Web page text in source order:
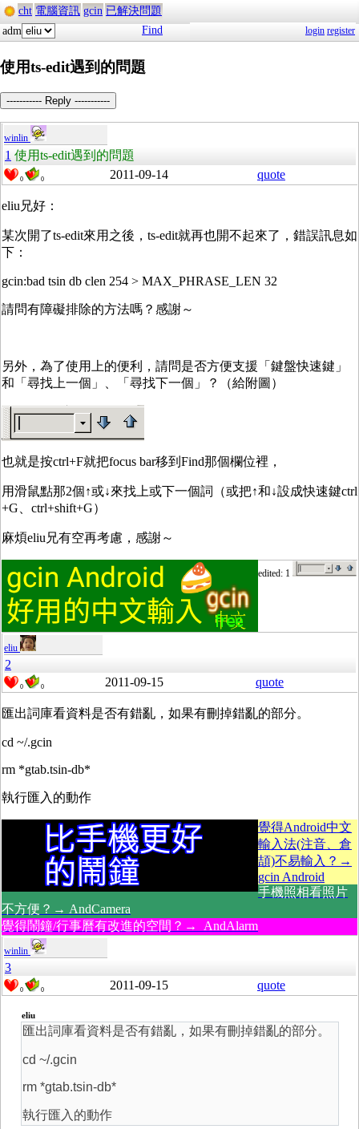
cht 電腦資訊 gcin 已解決問題
adm
Find login register
使用ts-edit遇到的問題
----------- Reply -----------
winlin
1 使用ts-edit遇到的問題
0 0 2011-09-14 quote
eliu兄好：
某次開了ts-edit來用之後，ts-edit就再也開不起來了，錯誤訊息如
下：
gcin:bad tsin db clen 254 > MAX_PHRASE_LEN 32
請問有障礙排除的方法嗎？感謝～
另外，為了使用上的便利，請問是否方便支援「鍵盤快速鍵」
和「尋找上一個」、「尋找下一個」？（給附圖）
也就是按ctrl+F就把focus bar移到Find那個欄位裡，
用滑鼠點那2個↑或↓來找上或下一個詞（或把↑和↓設成快速鍵ctrl
+G、ctrl+shift+G）
麻煩eliu兄有空再考慮，感謝～
edited: 1
eliu
2
0 0 2011-09-15 quote
匯出詞庫看資料是否有錯亂，如果有刪掉錯亂的部分。
cd ~/.gcin
rm *gtab.tsin-db*
執行匯入的動作
覺得Android中文
輸入法(注音、倉
頡)不易輸入？→
gcin Android
手機照相看照片
不方便？→ AndCamera
覺得鬧鐘/行事曆有改進的空間？→ AndAlarm
winlin
3
0 0 2011-09-15 quote
eliu
匯出詞庫看資料是否有錯亂，如果有刪掉錯亂的部分。
cd ~/.gcin
rm *gtab.tsin-db*
執行匯入的動作